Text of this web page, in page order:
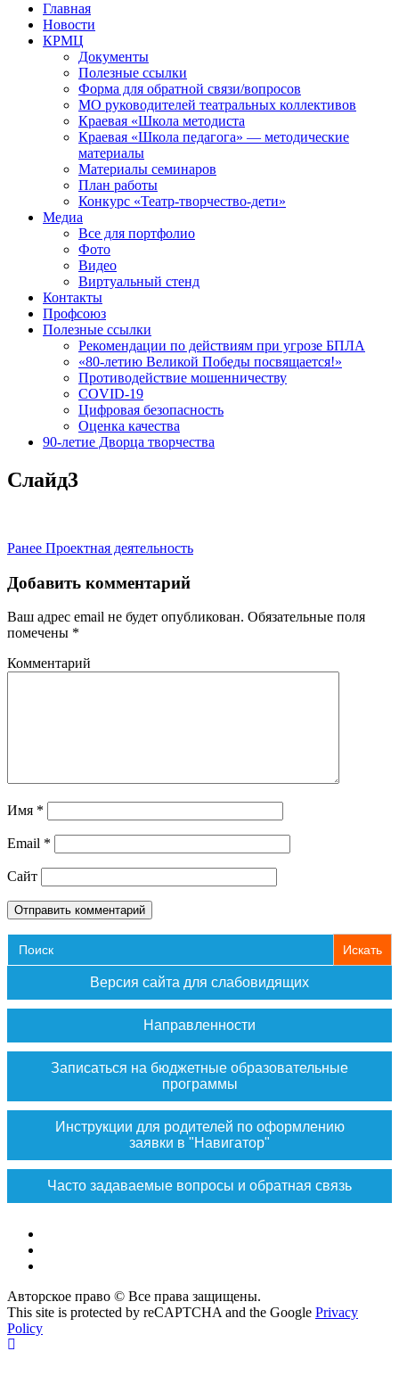
Главная
Новости
КРМЦ
Документы
Полезные ссылки
Форма для обратной связи/вопросов
МО руководителей театральных коллективов
Краевая «Школа методиста
Краевая «Школа педагога» — методические
материалы
Материалы семинаров
План работы
Конкурс «Театр-творчество-дети»
Медиа
Все для портфолио
Фото
Видео
Виртуальный стенд
Контакты
Профсоюз
Полезные ссылки
Рекомендации по действиям при угрозе БПЛА
«80-летию Великой Победы посвящается!»
Противодействие мошенничеству
COVID-19
Цифровая безопасность
Оценка качества
90-летие Дворца творчества
Слайд3
Навигация
по
записям
Ранее Предыдущая
Проектная деятельность
Добавить комментарий
Ваш адрес email не будет опубликован. Обязательные поля
помечены *
Комментарий
Имя *
Email *
Сайт
Search
for:
Версия сайта для слабовидящих
Направленности
Записаться на бюджетные образовательные
программы
Инструкции для родителей по оформлению
заявки в "Навигатор"
Часто задаваемые вопросы и обратная связь
Авторское право © Все права защищены.
This site is protected by reCAPTCHA and the Google Privacy
Policy